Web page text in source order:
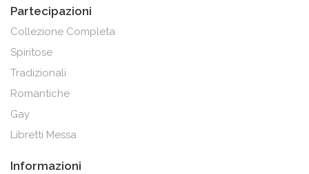
Partecipazioni
Collezione Completa
Spiritose
Tradizionali
Romantiche
Gay
Libretti Messa
Informazioni